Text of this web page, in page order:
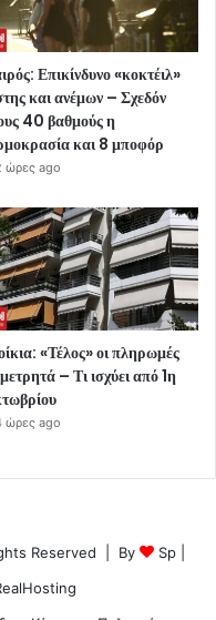
Επικίνδυνο «κοκτέιλ»
και ανέμων – Σχεδόν
40 βαθμούς η
και 8 μποφόρ
ώρες ago
«Τέλος» οι πληρωμές
– Τι ισχύει από 1η
ώρες ago
Reserved | By Sp